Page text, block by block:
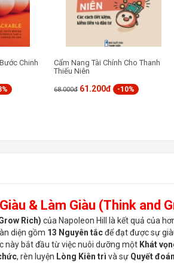
Chinh
Cẩm Nang Tài Chính Cho Thanh
Thiếu Niên
68.000đ 61.200đ -10%
& Làm Giàu (Think and
Rich) của Napoleon Hill là kết quả của
diện gồm 13 Nguyên tắcđể đạt được sự
này bắt đầu từ việc nuôi dưỡng một Khát
, rèn luyện Lòng Kiên trì và sự Quyết đoán